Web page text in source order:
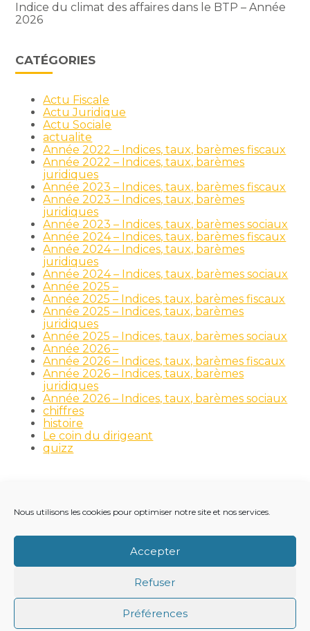
Nous utilisons les cookies pour optimiser notre site et nos services.
Accepter
Refuser
Préférences
Indice du climat des affaires dans le BTP – Année
2026
CATÉGORIES
Actu Fiscale
Actu Juridique
Actu Sociale
actualite
Année 2022 – Indices, taux, barèmes fiscaux
Année 2022 – Indices, taux, barèmes
juridiques
Année 2023 – Indices, taux, barèmes fiscaux
Année 2023 – Indices, taux, barèmes
juridiques
Année 2023 – Indices, taux, barèmes sociaux
Année 2024 – Indices, taux, barèmes fiscaux
Année 2024 – Indices, taux, barèmes
juridiques
Année 2024 – Indices, taux, barèmes sociaux
Année 2025 –
Année 2025 – Indices, taux, barèmes fiscaux
Année 2025 – Indices, taux, barèmes
juridiques
Année 2025 – Indices, taux, barèmes sociaux
Année 2026 –
Année 2026 – Indices, taux, barèmes fiscaux
Année 2026 – Indices, taux, barèmes
juridiques
Année 2026 – Indices, taux, barèmes sociaux
chiffres
histoire
Le coin du dirigeant
quizz
Principale
RECRUTEMENT
NOTRE ACTUALITÉ
VIE DU CABINET
CONTACT
MENTIONS LÉGALES